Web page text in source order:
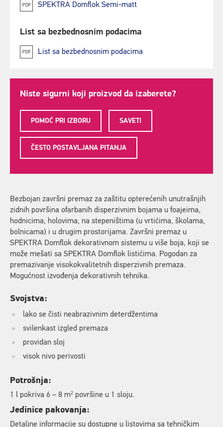
PDF SPEKTRA Domflok Semi-matt
List sa bezbednosnim podacima
PDF List sa bezbednosnim podacima
Niste sigurni koji proizvod da izaberete?
POMOĆ PRI IZBORU SAVETI
ČESTO POSTAVLJANA PITANJA
Bezbojan završni premaz za zaštitu opterećenih unutrašnjih
zidnih površina ofarbanih disperzivnim bojama u foajeima,
hodnicima, holovima, na stepeništima (u vrtićima, školama,
bolnicama) i u drugim prostorijama. Završni premaz u
SPEKTRA Domflok dekorativnom sistemu u više boja, koji se
može mešati sa SPEKTRA Domflok listićima. Pogodan za
premazivanje visokokvalitetnih disperzivnih premaza.
Mogućnost izvođenja dekorativnih tehnika.
Svojstva:
lako se čisti neabrazivnim deterdžentima
svilenkast izgled premaza
providan sloj
visok nivo perivosti
Potrošnja:
1 l pokriva 6 – 8 m2 površine u 1 sloju.
Jedinice pakovanja:
Detaljne informacije su dostupne u listovima sa tehničkim